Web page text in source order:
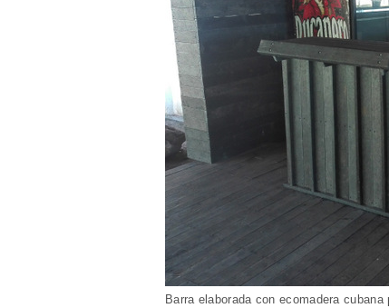
Barra elaborada con ecomadera